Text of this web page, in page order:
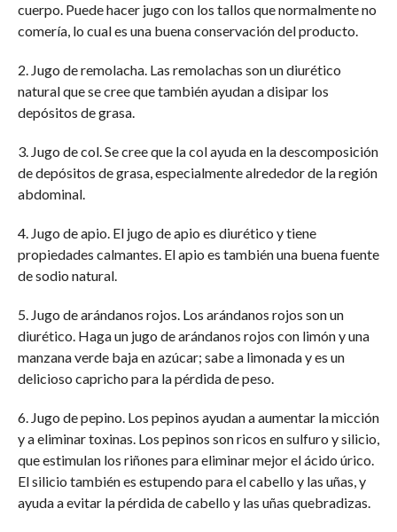
cuerpo. Puede hacer jugo con los tallos que normalmente no
comería, lo cual es una buena conservación del producto.
2. Jugo de remolacha. Las remolachas son un diurético
natural que se cree que también ayudan a disipar los
depósitos de grasa.
3. Jugo de col. Se cree que la col ayuda en la descomposición
de depósitos de grasa, especialmente alrededor de la región
abdominal.
4. Jugo de apio. El jugo de apio es diurético y tiene
propiedades calmantes. El apio es también una buena fuente
de sodio natural.
5. Jugo de arándanos rojos. Los arándanos rojos son un
diurético. Haga un jugo de arándanos rojos con limón y una
manzana verde baja en azúcar; sabe a limonada y es un
delicioso capricho para la pérdida de peso.
6. Jugo de pepino. Los pepinos ayudan a aumentar la micción
y a eliminar toxinas. Los pepinos son ricos en sulfuro y silicio,
que estimulan los riñones para eliminar mejor el ácido úrico.
El silicio también es estupendo para el cabello y las uñas, y
ayuda a evitar la pérdida de cabello y las uñas quebradizas.